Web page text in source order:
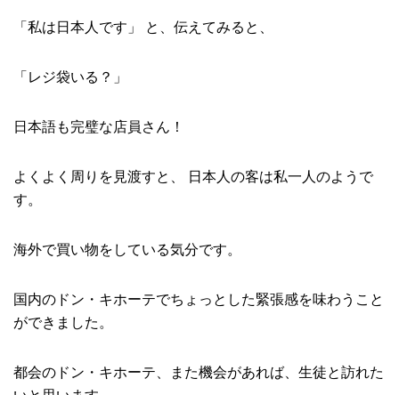
「私は日本人です」 と、伝えてみると、
「レジ袋いる？」
日本語も完璧な店員さん！
よくよく周りを見渡すと、 日本人の客は私一人のようで
す。
海外で買い物をしている気分です。
国内のドン・キホーテでちょっとした緊張感を味わうこと
ができました。
都会のドン・キホーテ、また機会があれば、生徒と訪れた